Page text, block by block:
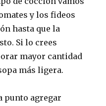
y los fideos
hasta que la
Si lo crees
mayor cantidad
más ligera.
punto agregar